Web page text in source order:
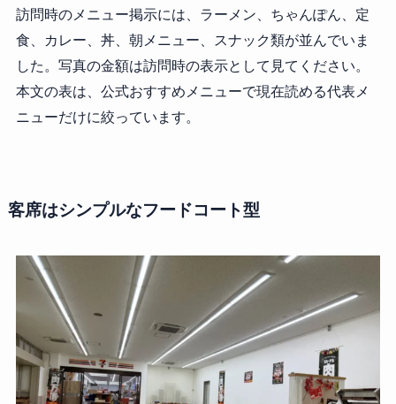
訪問時のメニュー掲示には、ラーメン、ちゃんぽん、定
食、カレー、丼、朝メニュー、スナック類が並んでいま
した。写真の金額は訪問時の表示として見てください。
本文の表は、公式おすすめメニューで現在読める代表メ
ニューだけに絞っています。
客席はシンプルなフードコート型